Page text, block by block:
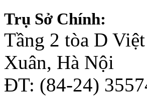
Trụ Sở Chính:
Tầng 2 tòa D
Xuân, Hà Nội
ĐT: (84-24)